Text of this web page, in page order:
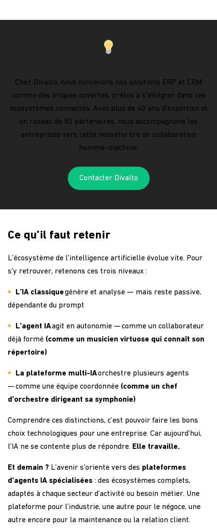
Chez Divalto, nous concevons nos solutions ERP et CRM
comme des briques ouvertes, prêtes à s’intégrer dans ces
écosystèmes connectés. Avec plus de 40 ans d’expertise et
un réseau de 50 partenaires, nous accompagnons les
entreprises vers cette nouvelle ère de collaboration
homme-machine.
Contacter Divalto
Ce qu’il faut retenir
L’écosystème de l’intelligence artificielle évolue vite. Pour
s’y retrouver, retenons ces trois niveaux :
L’IA classiquegénère et analyse — mais reste passive,
dépendante du prompt
L’agent IAagit en autonomie — comme un collaborateur
déjà formé (comme un musicien virtuose qui connaît son
répertoire)
La plateforme multi-IAorchestre plusieurs agents
— comme une équipe coordonnée (comme un chef
d’orchestre dirigeant sa symphonie)
Comprendre ces distinctions, c’est pouvoir faire les bons
choix technologiques pour une entreprise. Car aujourd’hui,
l’IA ne se contente plus de répondre. Elle travaille.
Et demain ? L’avenir s’oriente vers des plateformes
d’agents IA spécialisées : des écosystèmes complets,
adaptés à chaque secteur d’activité ou besoin métier. Une
plateforme pour l’industrie, une autre pour le négoce, une
autre encore pour la maintenance ou la relation client.